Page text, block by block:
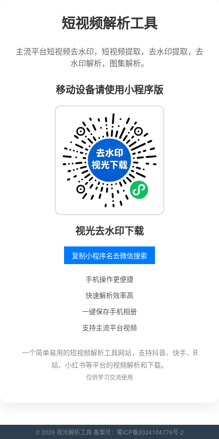
短视频解析工具
主流平台短视频去水印，短视频提取，去水印提取，去
水印解析，图集解析。
移动设备请使用小程序版
视光去水印下载
复制小程序名去微信搜索
手机操作更便捷
快速解析效率高
一键保存手机相册
支持主流平台视频
一个简单易用的短视频解析工具网站，支持抖音、快手、B
站、小红书等平台的视频解析和下载。
仅供学习交流使用
© 2026 视光解析工具 备案号： 蜀ICP备2024104776号-2